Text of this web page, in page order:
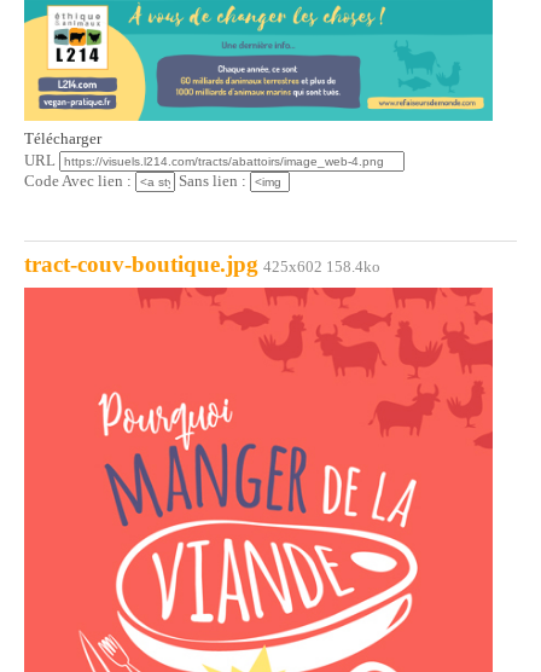
Télécharger
URL
Code Avec lien :
Sans lien :
tract-couv-boutique.jpg 425x602 158.4ko